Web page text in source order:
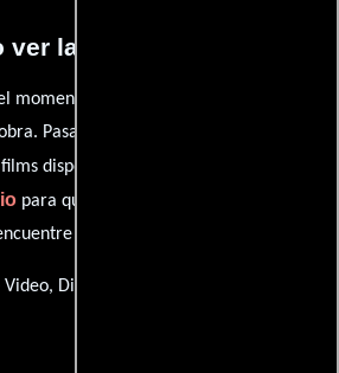
ver la películas Property?
momento no contamos con enlaces a
Pasa por nuestro catálogo de
disponibles. También puedes
para que le demos prioridad y te
disponible
Disney+